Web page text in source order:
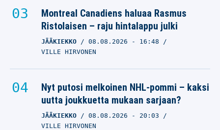
Montreal Canadiens haluaa Rasmus
Ristolaisen – raju hintalappu julki
JÄÄKIEKKO 08.08.2026 - 16:48
VILLE HIRVONEN
Nyt putosi melkoinen NHL-pommi – kaksi
uutta joukkuetta mukaan sarjaan?
JÄÄKIEKKO 08.08.2026 - 20:03
VILLE HIRVONEN